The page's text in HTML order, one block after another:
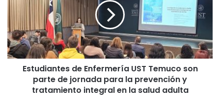
a
i
n
i
i
a
n
t
Estudiantes de Enfermería UST Temuco son
parte de jornada para la prevención y
tratamiento integral en la salud adulta